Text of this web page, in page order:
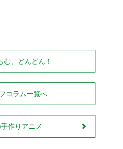
、どんどん！
コラム一覧へ
作りアニメ